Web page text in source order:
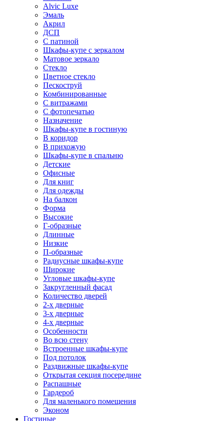
Alvic Luxe
Эмаль
Акрил
ДСП
С патиной
Шкафы-купе с зеркалом
Матовое зеркало
Стекло
Цветное стекло
Пескоструй
Комбинированные
С витражами
С фотопечатью
Назначение
Шкафы-купе в гостиную
В коридор
В прихожую
Шкафы-купе в спальню
Детские
Офисные
Для книг
Для одежды
На балкон
Форма
Высокие
Г-образные
Длинные
Низкие
П-образные
Радиусные шкафы-купе
Широкие
Угловые шкафы-купе
Закругленный фасад
Количество дверей
2-х дверные
3-х дверные
4-х дверные
Особенности
Во всю стену
Встроенные шкафы-купе
Под потолок
Раздвижные шкафы-купе
Открытая секция посередине
Распашные
Гардероб
Для маленького помещения
Эконом
Гостиные